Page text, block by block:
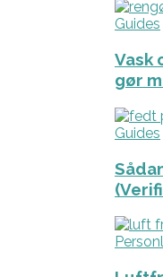
Guides
Vask
gør
Guides